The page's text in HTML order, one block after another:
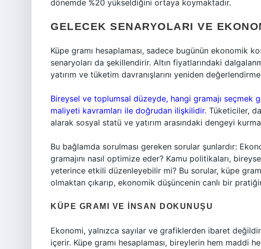
dönemde %20 yükseldiğini ortaya koymaktadır.
GELECEK SENARYOLARI VE
Küpe gramı hesaplaması, sadece bugünün ekonomik
senaryoları da şekillendirir. Altın fiyatlarındaki
yatırım ve tüketim davranışlarını yeniden
Bireysel ve toplumsal düzeyde, hangi gramajı seçmek
maliyeti kavramları ile doğrudan ilişkilidir. Tüketiciler,
alarak sosyal statü ve yatırım arasındaki dengeyi
Bu bağlamda sorulması gereken sorular şunlardır:
gramajını nasıl optimize eder? Kamu politikaları,
yeterince etkili düzenleyebilir mi? Bu sorular, küpe
olmaktan çıkarıp, ekonomik düşüncenin canlı bir
KÜPE GRAMI VE İNSAN DOKUNUŞU
Ekonomi, yalnızca sayılar ve grafiklerden ibaret
içerir. Küpe gramı hesaplaması, bireylerin hem maddi